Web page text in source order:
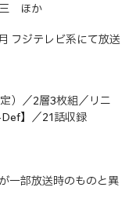
三 ほか
フジテレビ系にて放送
）／2層3枚組／リニ
】／21話収録
一部放送時のものと異